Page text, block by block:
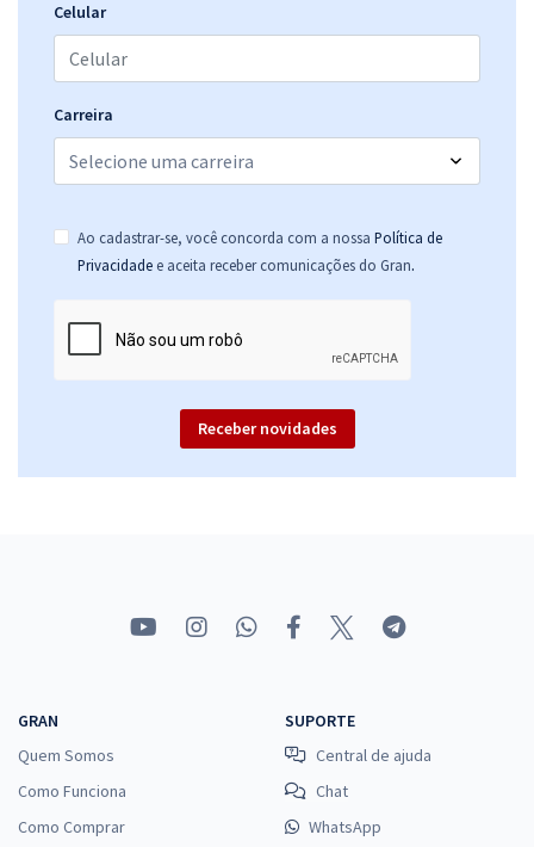
Celular
Carreira
Ao cadastrar-se, você concorda com a nossa Política de
Privacidade e aceita receber comunicações do Gran.
Receber novidades
GRAN
Quem Somos
Como Funciona
Como Comprar
SUPORTE
Central de ajuda
Chat
WhatsApp